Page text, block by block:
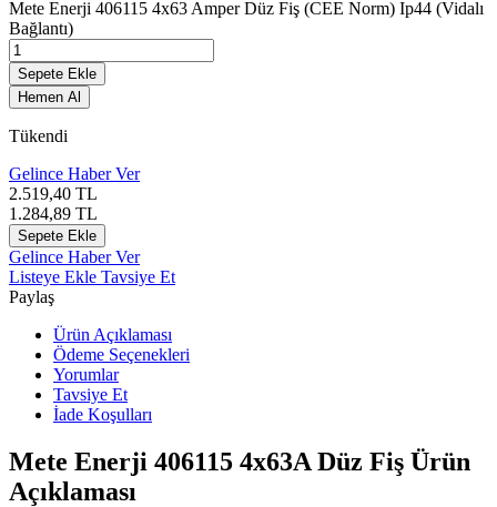
Mete Enerji 406115 4x63 Amper Düz Fiş (CEE Norm) Ip44 (Vidalı
Bağlantı)
Sepete Ekle
Hemen Al
Tükendi
Gelince Haber Ver
2.519,40 TL
1.284,89 TL
Sepete Ekle
Gelince Haber Ver
Listeye Ekle Tavsiye Et
Paylaş
Ürün Açıklaması
Ödeme Seçenekleri
Yorumlar
Tavsiye Et
İade Koşulları
Mete Enerji 406115 4x63A Düz Fiş Ürün
Açıklaması